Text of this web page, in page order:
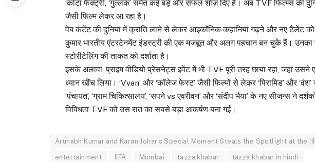
‘कोटा फैक्ट्री’, ‘गुल्लक’ समेत कई बड़े और सफल शोज़ दिए हैं। अब TVF फिल्म्स की
जैसी फिल्म लेकर आ रहा है।
वेब कंटेंट की दुनिया में क्रांति लाने से लेकर आइकॉनिक कहानियां गढ़ने और नए टैलेंट
कुमार भारतीय एंटरटेनमेंट इंडस्ट्री की एक मजबूत और अलग पहचान बन चुके हैं। उनका
स्टोरीटेलिंग की ताकत को दर्शाता है।
इसके अलावा, प्राइम वीडियो प्रेसनेट्स इवेंट में भी TVF पूरी तरह छाया रहा, जहां
ध्यान खींच लिया। ‘Vvan’ और ‘कॉलेज फेस्ट’ जैसी फिल्मों से लेकर ‘पिरामिड’ और ‘वंश’
‘पंचायत’, ‘ग्राम चिकित्सालय’, ‘सपने vs एवरीवन’ और ‘संदीप भैया’ के नए सीजन्स ने
विविधता TVF को उस रात का सबसे बड़ा आकर्षण बना गई।
Arunabh Kumar and Karan Johar's Special Moment Steals the Spotlight at the
entertainment IIFA Mumbai tazza khabar tazza khabar in hindi